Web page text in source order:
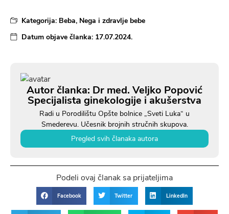
Kategorija: Beba, Nega i zdravlje bebe
Datum objave članka: 17.07.2024.
Autor članka: Dr med. Veljko Popović
Specijalista ginekologije i akušerstva
Radi u Porodilištu Opšte bolnice „Sveti Luka“ u
Smederevu. Učesnik brojnih stručnih skupova.
Pregled svih članaka autora
Podeli ovaj članak sa prijateljima
Facebook Twitter LinkedIn